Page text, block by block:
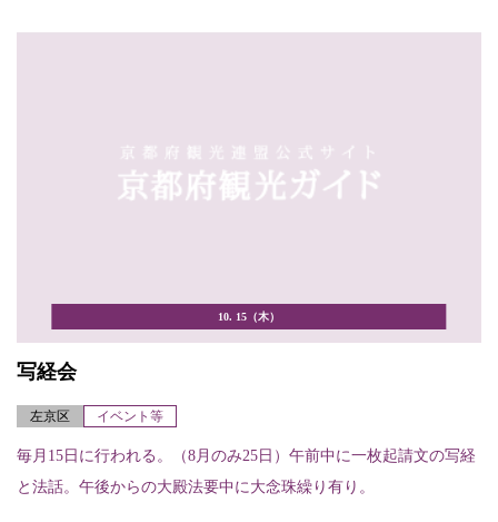
10. 15（木）
写経会
左京区 イベント等
毎月15日に行われる。（8月のみ25日）午前中に一枚起請文の写経
と法話。午後からの大殿法要中に大念珠繰り有り。